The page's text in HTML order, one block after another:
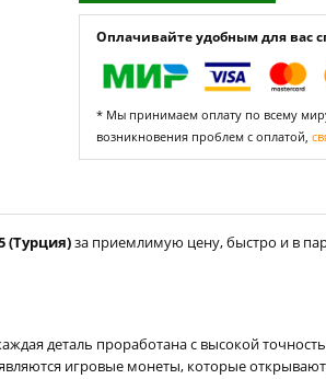
Оплачивайте удобным для вас
* Мы принимаем оплату по всему
возникновения проблем с оплатой,
(Турция)за приемлимую цену, быстро и в
деталь проработана с высокой
игровые монеты, которые